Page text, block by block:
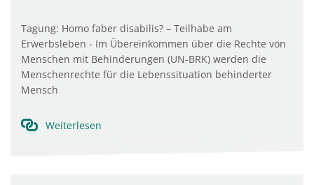
Tagung: Homo faber disabilis? – Teilhabe am
Erwerbsleben - Im Übereinkommen über die Rechte von
Menschen mit Behinderungen (UN-BRK) werden die
Menschenrechte für die Lebenssituation behinderter
Mensch
Weiterlesen